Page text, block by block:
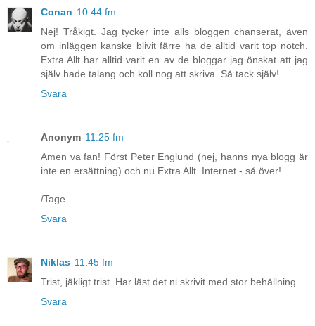
Conan 10:44 fm
Nej! Tråkigt. Jag tycker inte alls bloggen chanserat, även
om inläggen kanske blivit färre ha de alltid varit top notch.
Extra Allt har alltid varit en av de bloggar jag önskat att jag
själv hade talang och koll nog att skriva. Så tack själv!
Svara
Anonym 11:25 fm
Amen va fan! Först Peter Englund (nej, hanns nya blogg är
inte en ersättning) och nu Extra Allt. Internet - så över!
/Tage
Svara
Niklas 11:45 fm
Trist, jäkligt trist. Har läst det ni skrivit med stor behållning.
Svara